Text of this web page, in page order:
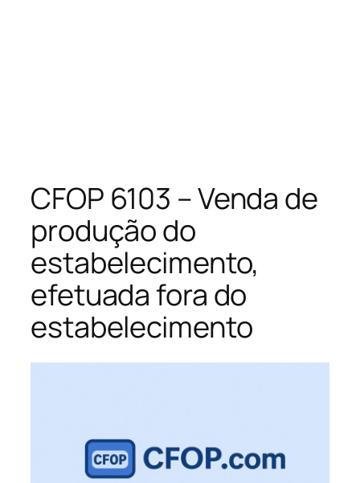
CFOP 6103 – Venda de
produção do
estabelecimento,
efetuada fora do
estabelecimento